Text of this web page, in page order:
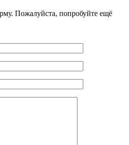
Пожалуйста, попробуйте ещё